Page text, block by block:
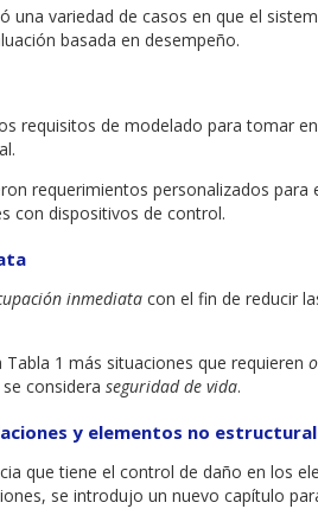
una variedad de casos en que el
basada en desempeño.
requisitos de modelado para tomar
requerimientos personalizados para
con dispositivos de control.
inmediata con el fin de reducir
Tabla 1 más situaciones que requieren
considera seguridad de vida.
y elementos no
que tiene el control de daño en los
se introdujo un nuevo capítulo